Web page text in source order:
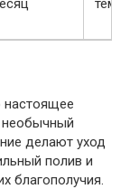
настоящее
делают уход
полив и
благополучия.